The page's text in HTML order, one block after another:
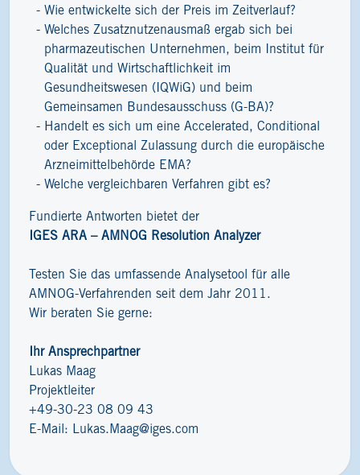
Wie entwickelte sich der Preis im Zeitverlauf?
Welches Zusatznutzenausmaß ergab sich bei
pharmazeutischen Unternehmen, beim Institut für
Qualität und Wirtschaftlichkeit im
Gesundheitswesen (IQWiG) und beim
Gemeinsamen Bundesausschuss (G-BA)?
Handelt es sich um eine Accelerated, Conditional
oder Exceptional Zulassung durch die europäische
Arzneimittelbehörde EMA?
Welche vergleichbaren Verfahren gibt es?
Fundierte Antworten bietet der
IGES ARA – AMNOG Resolution Analyzer
Testen Sie das umfassende Analysetool für alle
AMNOG-Verfahrenden seit dem Jahr 2011.
Wir beraten Sie gerne:
Ihr Ansprechpartner
Lukas Maag
Projektleiter
+49-30-23 08 09 43
E-Mail: Lukas.Maag@iges.com